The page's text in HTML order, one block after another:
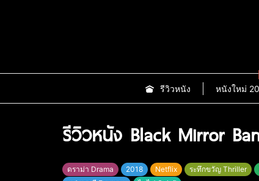
รีวิวหนัง หนังใหม่
รีวิวหนัง Black Mirror
ดราม่า Drama 2018 Netflix ระทึกขวัญ Thriller